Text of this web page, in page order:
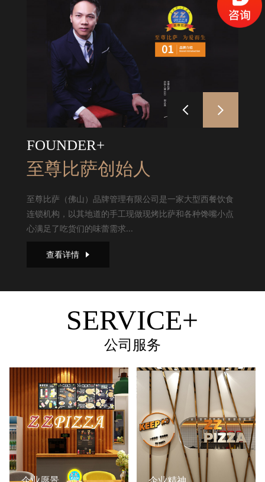
FOUNDER+
至尊比萨创始人
至尊比萨（佛山）品牌管理有限公司是一家大型西餐饮食
连锁机构，以其地道的手工现做现烤比萨和各种馋嘴小点
心满足了吃货们的味蕾需求...
查看详情
SERVICE+
公司服务